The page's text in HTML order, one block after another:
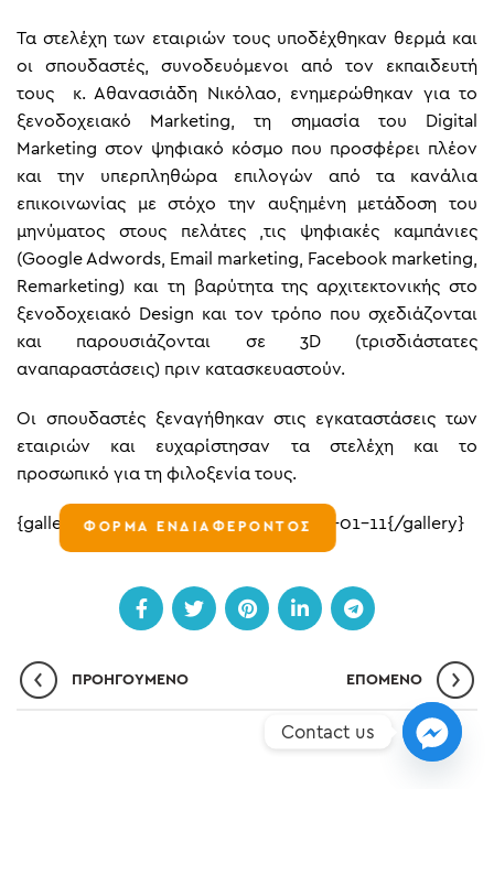
ΦΟΡΜΑ ΕΝΔΙΑΦΕΡΟΝΤΟΣ
Τα στελέχη των εταιριών τους υποδέχθηκαν θερμά και
οι σπουδαστές, συνοδευόμενοι από τον εκπαιδευτή
τους κ. Αθανασιάδη Νικόλαο, ενημερώθηκαν για το
ξενοδοχειακό Μarketing, τη σημασία του Digital
Marketing στον ψηφιακό κόσμο που προσφέρει πλέον
και την υπερπληθώρα επιλογών από τα κανάλια
επικοινωνίας με στόχο την αυξημένη μετάδοση του
μηνύματος στους πελάτες ,τις ψηφιακές καμπάνιες
(Google Adwords, Email marketing, Facebook marketing,
Remarketing) και τη βαρύτητα της αρχιτεκτονικής στο
ξενοδοχειακό Design και τον τρόπο που σχεδιάζονται
και παρουσιάζονται σε 3D (τρισδιάστατες
αναπαραστάσεις) πριν κατασκευαστούν.
Οι σπουδαστές ξεναγήθηκαν στις εγκαταστάσεις των
εταιριών και ευχαρίστησαν τα στελέχη και το
προσωπικό για τη φιλοξενία τους.
{gallery}article-images/tourismos/201-01-11{/gallery}
ΠΡΟΗΓΟΎΜΕΝΟ ΕΠΌΜΕΝO
Contact us